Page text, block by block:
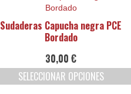
Sudaderas Capucha negra PCE
Bordado
30,00€
SELECCIONAR OPCIONES